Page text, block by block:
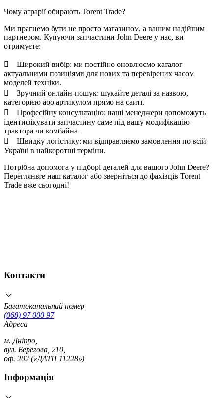
Чому аграрії обирають Torent Trade?
Ми прагнемо бути не просто магазином, а вашим надійним
партнером. Купуючи запчастини John Deere у нас, ви
отримуєте:
 Широкий вибір: ми постійно оновлюємо каталог
актуальними позиціями для нових та перевірених часом
моделей техніки.
 Зручний онлайн-пошук: шукайте деталі за назвою,
категорією або артикулом прямо на сайті.
 Професійну консультацію: наші менеджери допоможуть
ідентифікувати запчастину саме під вашу модифікацію
трактора чи комбайна.
 Швидку логістику: ми відправляємо замовлення по всій
Україні в найкоротші терміни.
Потрібна допомога у підборі деталей для вашого John Deere?
Перегляньте наш каталог або зверніться до фахівців Torent
Trade вже сьогодні!
Контакти
Багатоканальний номер
(068) 97 000 97
Адреса
м. Дніпро,
вул. Берегова, 210,
оф. 202 («ДАТП 11228»)
Інформація